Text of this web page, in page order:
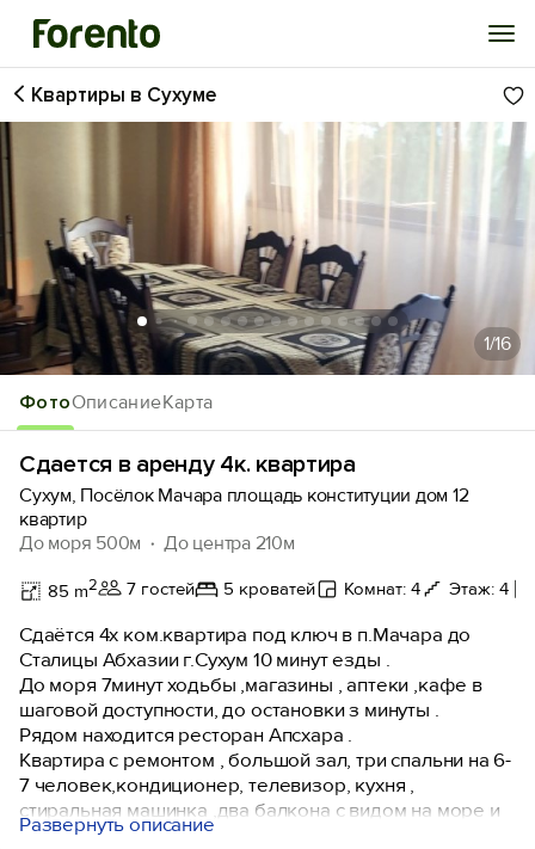
Войти
История просмотра
Добавить свой объект
ФотоОписаниеКарта
Квартиры в Сухуме
1/16
Сдается в аренду 4к. квартира
Сухум, Посёлок Мачара площадь конституции дом 12
квартир
До моря 500м
До центра 210м
85 m2 7 гостей 5 кроватей Комнат: 4 Этаж: 4
Сдаётся 4х ком.квартира под ключ в п.Мачара до
Сталицы Абхазии г.Сухум 10 минут езды .
До моря 7минут ходьбы ,магазины , аптеки ,кафе в
шаговой доступности, до остановки з минуты .
Рядом находится ресторан Апсхара .
Квартира с ремонтом , большой зал, три спальни на 6-
7 человек,кондиционер, телевизор, кухня ,
стиральная машинка ,два балкона с видом на море и
горы .
Развернуть описание